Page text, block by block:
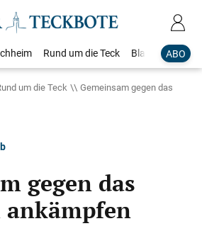
ABO
Rund um die Teck Blaulicht
um die Teck
Gemeinsam gegen das
gegen das
ankämpfen